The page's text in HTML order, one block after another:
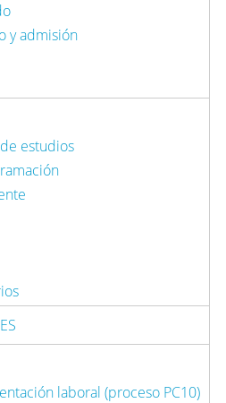
y admisión
estudios
laboral (proceso PC10)